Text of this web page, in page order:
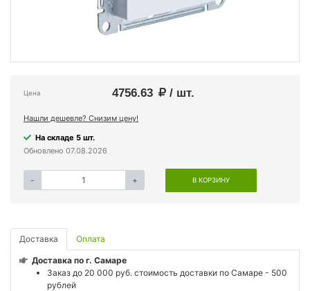
Цена 4756.63 / шт.
Нашли дешевле? Снизим цену!
На складе 5 шт.
Обновлено 07.08.2026
- + В КОРЗИНУ
Доставка Оплата
Доставка по г. Самаре
Заказ до 20 000 руб. стоимость доставки по Самаре - 500
рублей